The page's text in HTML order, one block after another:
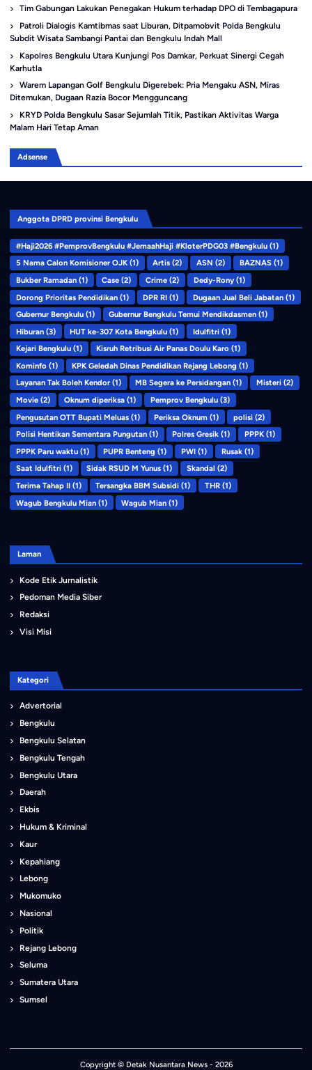
Tim Gabungan Lakukan Penegakan Hukum terhadap DPO di Tembagapura
Patroli Dialogis Kamtibmas saat Liburan, Ditpamobvit Polda Bengkulu
Subdit Wisata Sambangi Pantai dan Bengkulu Indah Mall
Kapolres Bengkulu Utara Kunjungi Pos Damkar, Perkuat Sinergi Cegah
Karhutla
Warem Lapangan Golf Bengkulu Digerebek: Pria Mengaku ASN, Miras
Ditemukan, Dugaan Razia Bocor Mengguncang
KRYD Polda Bengkulu Sasar Sejumlah Titik, Pastikan Aktivitas Warga
Malam Hari Tetap Aman
Adsense
Anggota DPRD provinsi Bengkulu
#Haji2026 #PemprovBengkulu #JemaahHaji #KloterPDG03 #Bengkulu(1)
5 Nama Calon Komisioner OJK(1) Artis (2) ASN (2) BAZNAS (1)
Bukber Ramadan(1) Case (2) Crime (2) Dedy-Rony(1)
Dorong Prioritas Pendidikan(1) DPR RI (1) Dugaan Jual Beli Jabatan (1)
Gubernur Bengkulu(1) Gubernur Bengkulu Temui Mendikdasmen (1)
Hiburan(3) HUT ke-307 Kota Bengkulu (1) Idulfitri (1)
Kejari Bengkulu(1) Kisruh Retribusi Air Panas Doulu Karo (1)
Kominfo(1) KPK Geledah Dinas Pendidikan Rejang Lebong (1)
Layanan Tak Boleh Kendor(1) MB Segera ke Persidangan (1) Misteri (2)
Movie(2) Oknum diperiksa (1) Pemprov Bengkulu (3)
Pengusutan OTT Bupati Meluas(1) Periksa Oknum (1) polisi (2)
Polisi Hentikan Sementara Pungutan(1) Polres Gresik (1) PPPK (1)
PPPK Paru waktu(1) PUPR Benteng (1) PWI (1) Rusak (1)
Saat Idulfitri(1) Sidak RSUD M Yunus (1) Skandal (2)
Terima Tahap II(1) Tersangka BBM Subsidi (1) THR (1)
Wagub Bengkulu Mian(1) Wagub Mian (1)
Laman
Kode Etik Jurnalistik
Pedoman Media Siber
Redaksi
Visi Misi
Kategori
Advertorial
Bengkulu
Bengkulu Selatan
Bengkulu Tengah
Bengkulu Utara
Daerah
Ekbis
Hukum & Kriminal
Kaur
Kepahiang
Lebong
Mukomuko
Nasional
Politik
Rejang Lebong
Seluma
Sumatera Utara
Sumsel
Copyright © Detak Nusantara News- 2026